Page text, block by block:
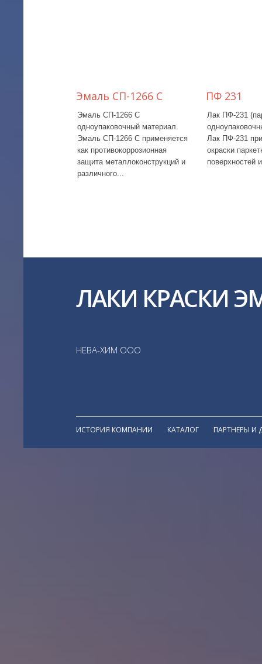
Эмаль СП-1266 С
Эмаль СП-1266 С
одноупаковочный материал.
Эмаль СП-1266 С применяется
как противокоррозионная
защита металлоконструкций и
различного...
ПФ 231
Лак ПФ-231
Лак ПФ-231
окраски
поверхностей
ЛАКИ КРАСКИ
НЕВА-ХИМ ООО
ИСТОРИЯ КОМПАНИИ КАТАЛОГ ПАРТНЕРЫ И